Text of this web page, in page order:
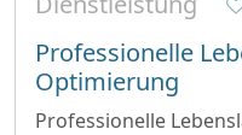
Professionelle
Optimierung
Professionelle